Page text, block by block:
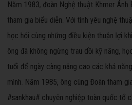
Năm 1983, đoàn Nghệ thuật Khmer Ánh
tham gia biểu diễn. Với tình yêu nghệ
học hỏi cùng những điều kiện thuận lợi
ông đã không ngừng trau dồi kỹ năng,
tuổi để ngày càng nâng cao các khả
mình. Năm 1985, ông cùng Đoàn tham
#sankhau# chuyên nghiệp toàn quốc tổ